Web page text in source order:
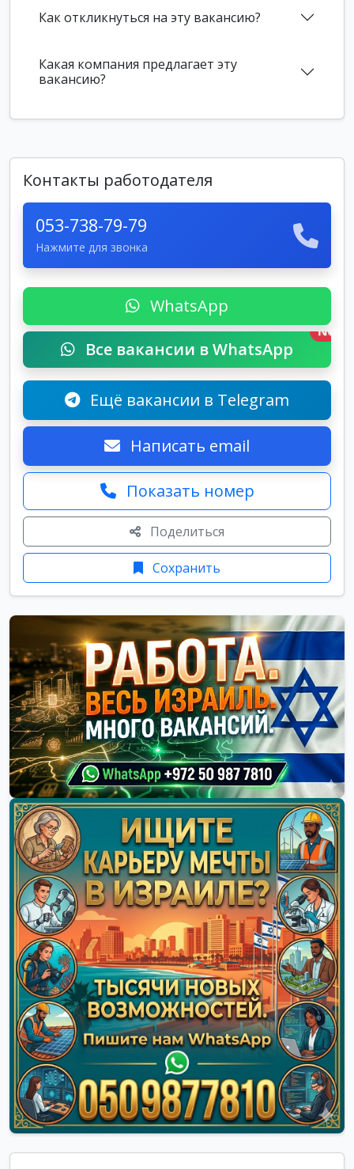
Как откликнуться на эту вакансию?
Какая компания предлагает эту
вакансию?
Контакты работодателя
053-738-79-79
Нажмите для звонка
WhatsApp
Все вакансии в WhatsApp
New
Ещё вакансии в Telegram
Написать email
Показать номер
Поделиться
Сохранить